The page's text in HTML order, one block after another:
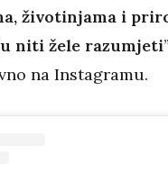
životinjama i
niti žele razumjeti
na Instagramu.